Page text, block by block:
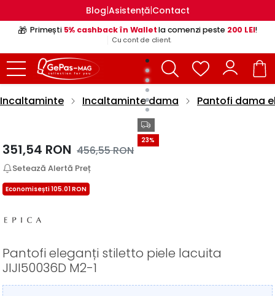
Blog|Asistență|Contact
🎁 Primești 5% cashback în Walletla comenzi peste 200 LEI!
Cu cont de client.
Incaltaminte Incaltaminte dama Pantofi dama
23%
351,54 RON 456,55RON
Setează Alertă Preț
Economisești 105.01 RON
Pantofi eleganți stiletto piele lacuita
JIJI50036D M2-1